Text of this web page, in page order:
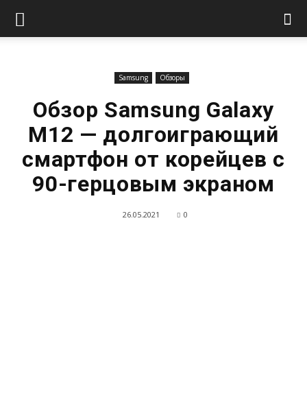
Samsung Обзоры
Обзор Samsung Galaxy
M12 — долгоиграющий
смартфон от корейцев с
90-герцовым экраном
26.05.2021 0